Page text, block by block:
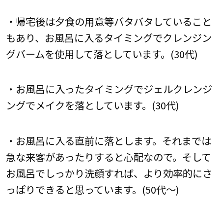
・帰宅後は夕食の用意等バタバタしていること
もあり、お風呂に入るタイミングでクレンジン
グバームを使用して落としています。(30代)
・お風呂に入ったタイミングでジェルクレンジ
ングでメイクを落としています。(30代)
・お風呂に入る直前に落とします。それまでは
急な来客があったりすると心配なので。そして
お風呂でしっかり洗顔すれば、より効率的にさ
っぱりできると思っています。(50代～)